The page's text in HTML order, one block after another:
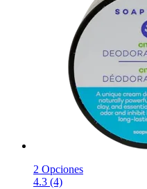
2 Opciones
4.3 (4)